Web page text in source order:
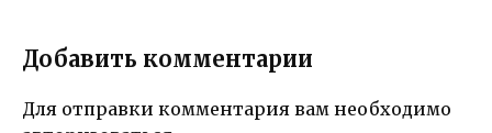
Добавить комментарии
Для отправки комментария вам необходимо